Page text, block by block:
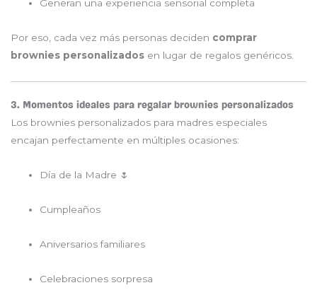
Generan una experiencia sensorial completa
Por eso, cada vez más personas deciden comprar
brownies personalizados en lugar de regalos genéricos.
3. Momentos ideales para regalar brownies personalizados
Los brownies personalizados para madres especiales
encajan perfectamente en múltiples ocasiones:
Día de la Madre 🌷
Cumpleaños
Aniversarios familiares
Celebraciones sorpresa